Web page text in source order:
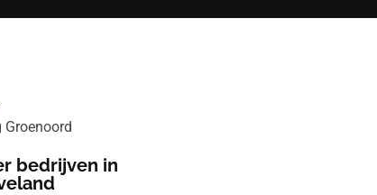
bedrijven in